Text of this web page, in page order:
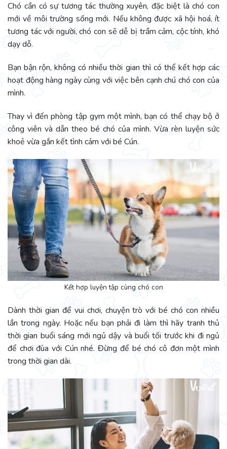
Chó cần có sự tương tác thường xuyên, đặc biệt là chó con
mới về môi trường sống mới. Nếu không được xã hội hoá, ít
tương tác với người, chó con sẽ dễ bị trầm cảm, cộc tính, khó
dạy dỗ.
Bạn bận rộn, không có nhiều thời gian thì có thể kết hợp các
hoạt động hàng ngày cùng với việc bên cạnh chú chó con của
mình.
Thay vì đến phòng tập gym một mình, bạn có thể chạy bộ ở
công viên và dẫn theo bé chó của mình. Vừa rèn luyện sức
khoẻ vừa gắn kết tình cảm với bé Cún.
Kết hợp luyện tập cùng chó con
Dành thời gian để vui chơi, chuyện trò với bé chó con nhiều
lần trong ngày. Hoặc nếu bạn phải đi làm thì hãy tranh thủ
thời gian buổi sáng mới ngủ dậy và buổi tối trước khi đi ngủ
để chơi đùa với Cún nhé. Đừng để bé chó cô đơn một mình
trong thời gian dài.